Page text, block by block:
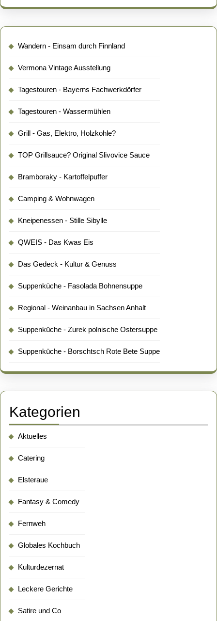
Wandern - Einsam durch Finnland
Vermona Vintage Ausstellung
Tagestouren - Bayerns Fachwerkdörfer
Tagestouren - Wassermühlen
Grill - Gas, Elektro, Holzkohle?
TOP Grillsauce? Original Slivovice Sauce
Bramboraky - Kartoffelpuffer
Camping & Wohnwagen
Kneipenessen - Stille Sibylle
QWEIS - Das Kwas Eis
Das Gedeck - Kultur & Genuss
Suppenküche - Fasolada Bohnensuppe
Regional - Weinanbau in Sachsen Anhalt
Suppenküche - Zurek polnische Ostersuppe
Suppenküche - Borschtsch Rote Bete Suppe
Kategorien
Aktuelles
Catering
Elsteraue
Fantasy & Comedy
Fernweh
Globales Kochbuch
Kulturdezernat
Leckere Gerichte
Satire und Co